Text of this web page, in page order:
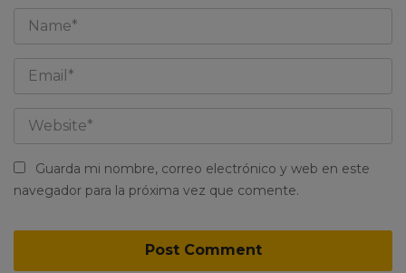
Guarda mi nombre, correo electrónico y web en este
navegador para la próxima vez que comente.